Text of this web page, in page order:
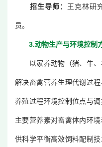
招生导师： 王克林研
员。
3.动物生产与环境控制
以家养动物（猪、牛、
解决畜禽营养生理代谢过
养殖过程环境控制位点与
主要营养素对畜禽体内环
供科学平衡高效饲料配制